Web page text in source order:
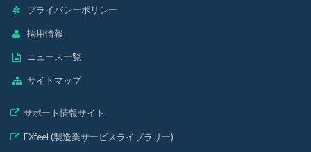
プライバシーポリシー
採用情報
ニュース一覧
サイトマップ
サポート情報サイト
EXfeel (製造業サービスライブラリー)